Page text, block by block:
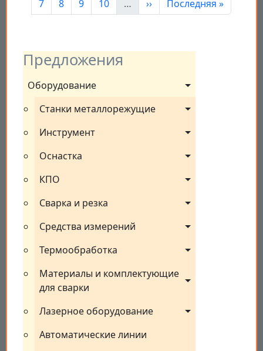
Предложения
Оборудование
Станки металлорежущие
Инструмент
Оснастка
КПО
Сварка и резка
Средства измерений
Термообработка
Материалы и комплектующие
для сварки
Лазерное оборудование
Автоматические линии
Страница
7 Страница
8 Страница
9 Страница
10 … Следующая страница
›› Последняя страница
Последняя »